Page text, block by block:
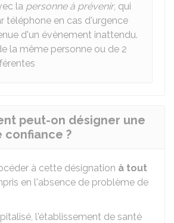
la personne à prévenir, qui
téléphone en cas d'urgence
d'un évènement inattendu.
la même personne ou de 2
peut-on désigner une
confiance ?
à cette désignation à tout
en l'absence de problème de
l'établissement de santé